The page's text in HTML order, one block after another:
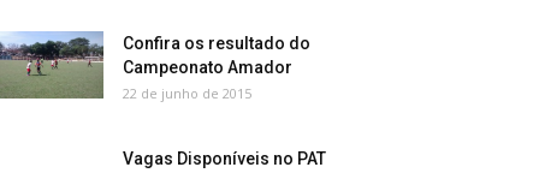
Confira os resultado do
Campeonato Amador
22 de junho de 2015
Vagas Disponíveis no PAT